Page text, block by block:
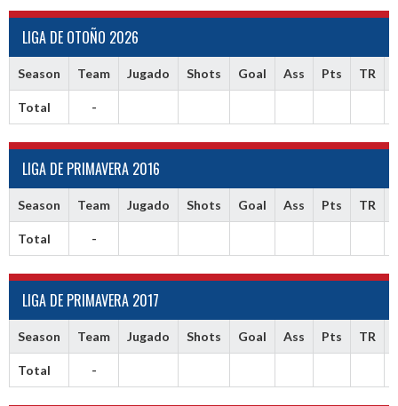
LIGA DE OTOÑO 2026
Season Team Jugado Shots Goal Ass Pts TR
Total -
LIGA DE PRIMAVERA 2016
Season Team Jugado Shots Goal Ass Pts TR
Total -
LIGA DE PRIMAVERA 2017
Season Team Jugado Shots Goal Ass Pts TR
Total -